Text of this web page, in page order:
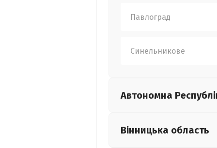
Павлоград
Синельникове
Автономна
Вінницька область